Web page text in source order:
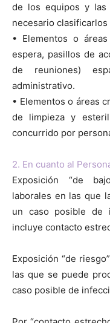
de los equipos y las
necesario
• Elementos o
espera, pasillos de
de reuniones)
administrativo.
• Elementos o áreas
de limpieza y
concurrido por
2. En cuanto al
Exposición “de
laborales en las que
un caso posible de
incluye contacto
Exposición “de
las que se puede
caso posible de